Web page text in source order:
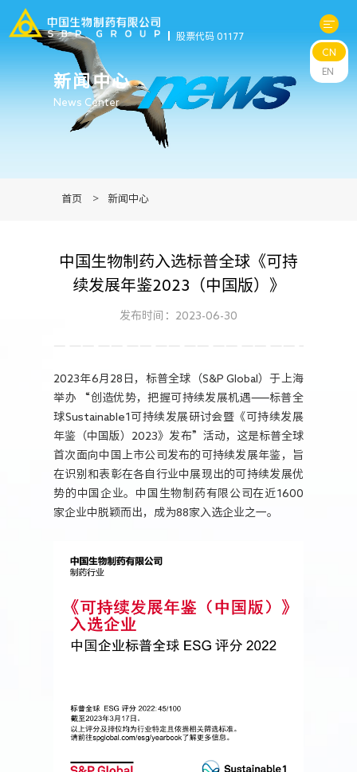
股票代码 01177
可持续发展
CN
EN
新闻中心
News Center
首页 > 新闻中心
中国生物制药入选标普全球《可持
续发展年鉴2023（中国版）》
发布时间：2023-06-30
2023年6月28日，标普全球（S&P Global）于上海
举办 “创造优势，把握可持续发展机遇——标普全
球Sustainable1可持续发展研讨会暨《可持续发展
年鉴（中国版）2023》发布”活动，这是标普全球
首次面向中国上市公司发布的可持续发展年鉴，旨
在识别和表彰在各自行业中展现出的可持续发展优
势的中国企业。中国生物制药有限公司在近1600
家企业中脱颖而出，成为88家入选企业之一。